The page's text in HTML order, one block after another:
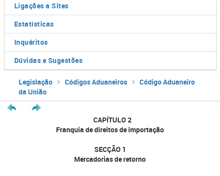
Ligações a Sites
Estatísticas
Inquéritos
Dúvidas e Sugestões
Legislação Códigos Aduaneiros
Código Aduaneiro
da União
CAPÍTULO 2
Franquia de direitos de importação
SECÇÃO 1
Mercadorias de retorno